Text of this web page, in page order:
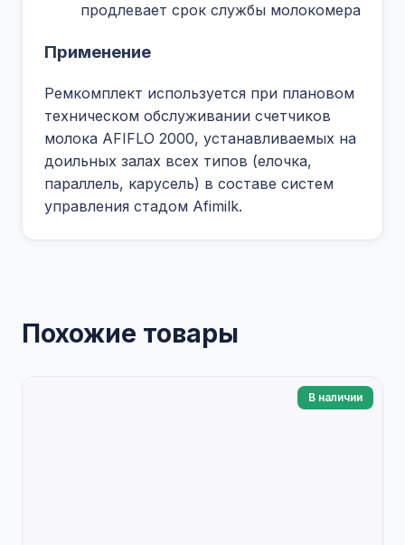
продлевает срок службы молокомера
Применение
Ремкомплект используется при плановом
техническом обслуживании счетчиков
молока AFIFLO 2000, устанавливаемых на
доильных залах всех типов (елочка,
параллель, карусель) в составе систем
управления стадом Afimilk.
Похожие товары
В наличии